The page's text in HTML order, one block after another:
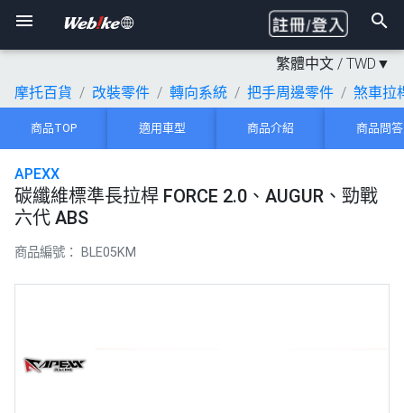
繁體中文 / TWD ▼
摩托百貨
改裝零件 轉向系統 把手周邊零件 煞車拉
商品TOP 適用車型 商品介紹 商品問答
APEXX
碳纖維標準長拉桿 FORCE 2.0、AUGUR、勁戰
六代 ABS
商品編號： BLE05KM